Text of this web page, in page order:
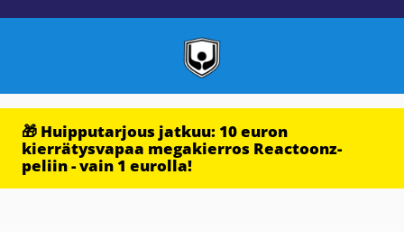
🎁 Huipputarjous jatkuu: 10 euron
kierrätysvapaa megakierros Reactoonz-
peliin - vain 1 eurolla!